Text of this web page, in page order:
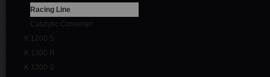
Racing Line
Catalytic Converter
K 1200 S
K 1300 R
K 1300 S